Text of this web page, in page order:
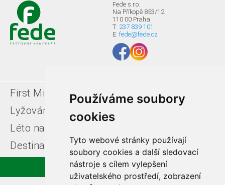
Používáme soubory
cookies
Tyto webové stránky používají
soubory cookies a další sledovací
nástroje s cílem vylepšení
uživatelského prostředí, zobrazení
Fede s.r.o.
Na Příkopě 853/12
110 00 Praha
T: 237 839 101
E: fede@fede.cz
First Minute
Last minute
Lyžování v Itálii
Léto na horách
Destinace